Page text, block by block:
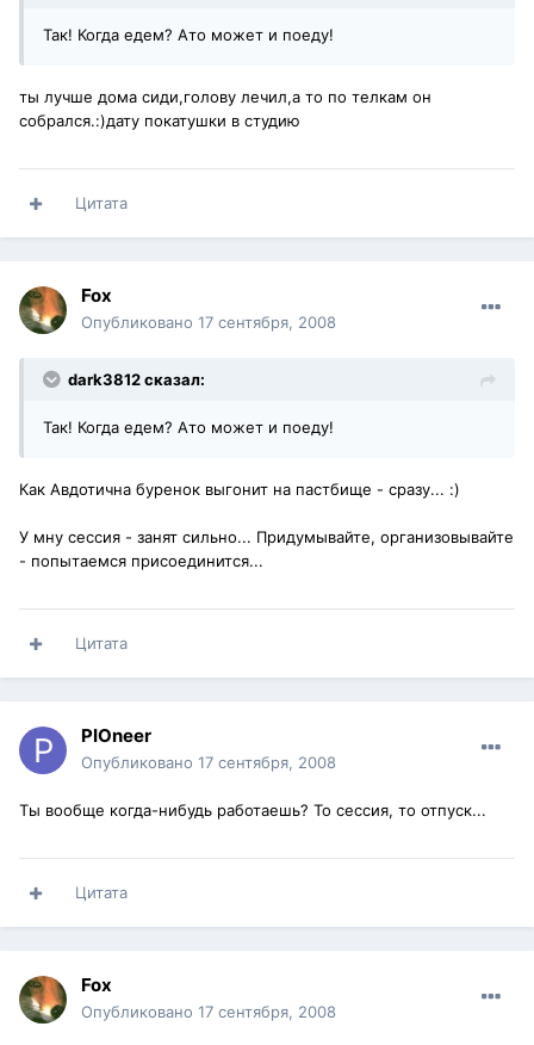
Так! Когда едем? Ато может и поеду!
ты лучше дома сиди,голову лечил,а то по телкам он
собрался.:)дату покатушки в студию
Цитата
Fox
Опубликовано 17 сентября, 2008
dark3812 сказал:
Так! Когда едем? Ато может и поеду!
Как Авдотична буренок выгонит на пастбище - сразу... :)
У мну сессия - занят сильно... Придумывайте, организовывайте
- попытаемся присоединится...
Цитата
PIOneer
Опубликовано 17 сентября, 2008
Ты вообще когда-нибудь работаешь? То сессия, то отпуск...
Цитата
Fox
Опубликовано 17 сентября, 2008